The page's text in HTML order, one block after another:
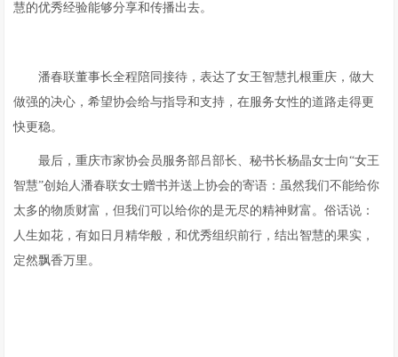
慧的优秀经验能够分享和传播出去。
潘春联董事长全程陪同接待，表达了女王智慧扎根重庆，做大
做强的决心，希望协会给与指导和支持，在服务女性的道路走得更
快更稳。
最后，重庆市家协会员服务部吕部长、秘书长杨晶女士向“女王
智慧”创始人潘春联女士赠书并送上协会的寄语：虽然我们不能给你
太多的物质财富，但我们可以给你的是无尽的精神财富。俗话说：
人生如花，有如日月精华般，和优秀组织前行，结出智慧的果实，
定然飘香万里。